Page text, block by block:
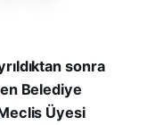
sonra
Belediye
Üyesi